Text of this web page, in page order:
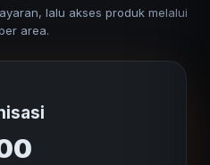
lalu akses produk melalui
area.